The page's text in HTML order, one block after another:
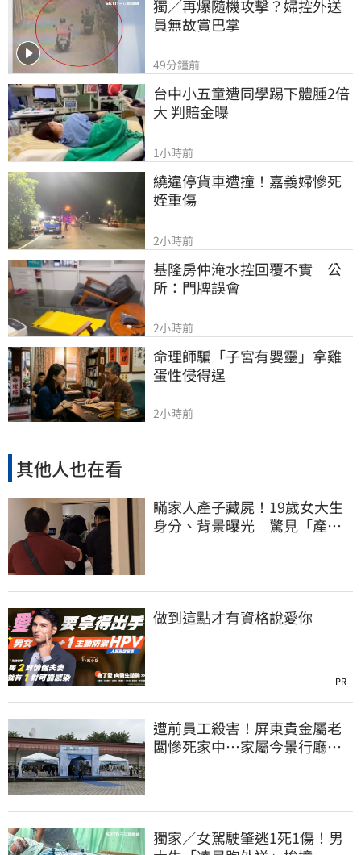
獨／再爆隨機攻擊？婦控外送
員無故賞巴掌
49分鐘前
台中小五童遭同學踢下體腫2倍
大 判賠金曝
1小時前
繞違停貨車遭撞！嘉義婦慘死
姪重傷
2小時前
基隆房仲淹水控回覆不實　公
所：門牌誤會
2小時前
命理師騙「子宮有嬰靈」拿雞
蛋性侵得逞
2小時前
其他人也在看
瞞家人產子藏屍！19歲女大生
身分、背景曝光 驚見「產檢
做到這點才有資格說愛你
PR
遭前員工殺害！屏東貴金屬老
闆慘死家中…家屬今景行廳低
獨家／女駕駛肇逃1死1傷！男